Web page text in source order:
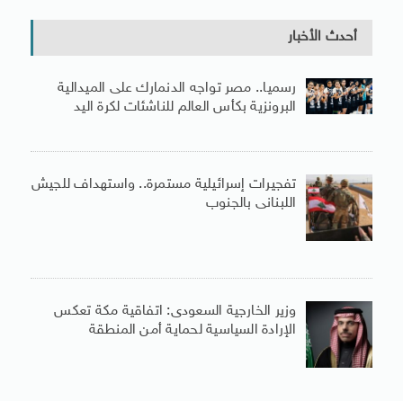
أحدث الأخبار
رسميا.. مصر تواجه الدنمارك على الميدالية
البرونزية بكأس العالم للناشئات لكرة اليد
تفجيرات إسرائيلية مستمرة.. واستهداف للجيش
اللبنانى بالجنوب
وزير الخارجية السعودى: اتفاقية مكة تعكس
الإرادة السياسية لحماية أمن المنطقة